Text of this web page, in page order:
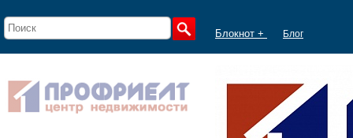
Блокнот + Блог